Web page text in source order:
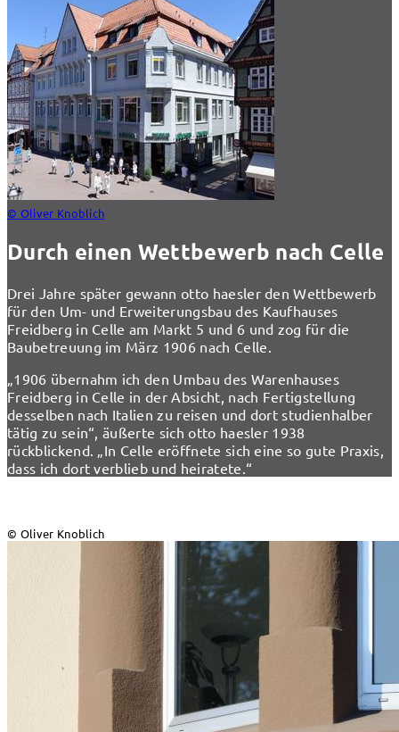
© Oliver Knoblich
Durch einen Wettbewerb nach Celle
Drei Jahre später gewann otto haesler den Wettbewerb
für den Um- und Erweiterungsbau des Kaufhauses
Freidberg in Celle am Markt 5 und 6 und zog für die
Baubetreuung im März 1906 nach Celle.
„1906 übernahm ich den Umbau des Warenhauses
Freidberg in Celle in der Absicht, nach Fertigstellung
desselben nach Italien zu reisen und dort studienhalber
tätig zu sein“, äußerte sich otto haesler 1938
rückblickend. „In Celle eröffnete sich eine so gute Praxis,
dass ich dort verblieb und heiratete.“
© Oliver Knoblich